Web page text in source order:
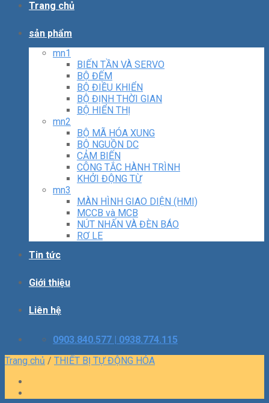
Trang chủ
sản phẩm
mn1
BIẾN TẦN VÀ SERVO
BỘ ĐẾM
BỘ ĐIỀU KHIỂN
BỘ ĐỊNH THỜI GIAN
BỘ HIỂN THỊ
mn2
BỘ MÃ HÓA XUNG
BỘ NGUỒN DC
CẢM BIẾN
CÔNG TẮC HÀNH TRÌNH
KHỞI ĐỘNG TỪ
mn3
MÀN HÌNH GIAO DIỆN (HMI)
MCCB và MCB
NÚT NHẤN VÀ ĐÈN BÁO
RƠ LE
Tin tức
Giới thiệu
Liên hệ
0903.840.577 | 0938.774.115
Trang chủ / THIẾT BỊ TỰ ĐỘNG HÓA